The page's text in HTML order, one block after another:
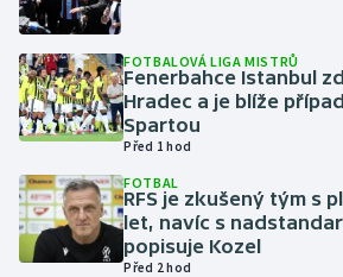
Házená
Jezdectví
Judo
Krasobruslení
Lezení
FOTBALOVÁ LIGA MISTRŮ
Fenerbahce Istanbul
Hradec a je blíže
Spartou
Před 1 hod
FOTBAL
RFS je zkušený tým s
let, navíc s
popisuje Kozel
Před 2 hod